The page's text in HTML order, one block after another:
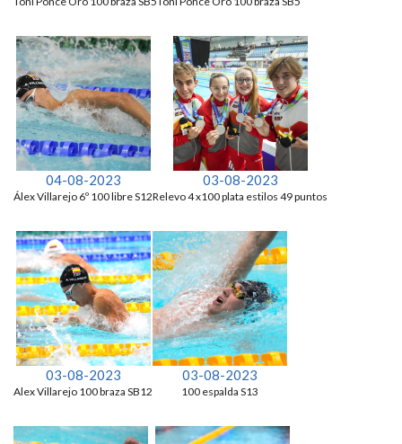
04-08-2023
Álex Villarejo 6º 100 libre S12
03-08-2023
Relevo 4 x100 plata estilos 49 puntos
03-08-2023
Alex Villarejo 100 braza SB12
03-08-2023
100 espalda S13